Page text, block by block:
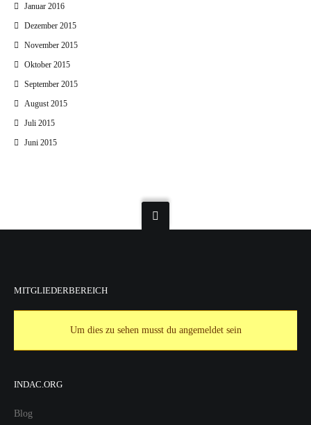
Januar 2016
Dezember 2015
November 2015
Oktober 2015
September 2015
August 2015
Juli 2015
Juni 2015
MITGLIEDERBEREICH
Um dies zu sehen musst du angemeldet sein
INDAC.ORG
Blog